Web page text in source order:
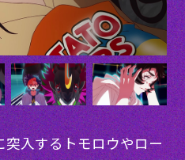
突入するトモロウやロー